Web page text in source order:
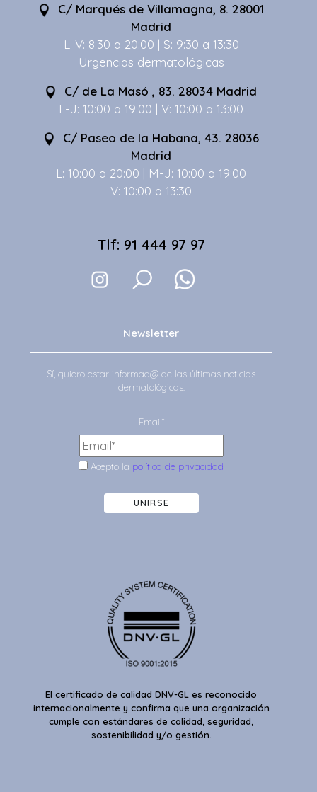
C/ Marqués de Villamagna, 8. 28001
Madrid
L-V: 8:30 a 20:00 | S: 9:30 a 13:30
Urgencias dermatológicas
C/ de La Masó , 83. 28034 Madrid
L-J: 10:00 a 19:00 | V: 10:00 a 13:00
C/ Paseo de la Habana, 43. 28036
Madrid
L: 10:00 a 20:00 | M-J: 10:00 a 19:00
V: 10:00 a 13:30
Tlf: 91 444 97 97
Newsletter
Sí, quiero estar informad@ de las últimas noticias
dermatológicas.
Email*
Acepto la política de privacidad
UNIRSE
El certificado de calidad DNV-GL es reconocido
internacionalmente y confirma que una organización
cumple con estándares de calidad, seguridad,
sostenibilidad y/o gestión.